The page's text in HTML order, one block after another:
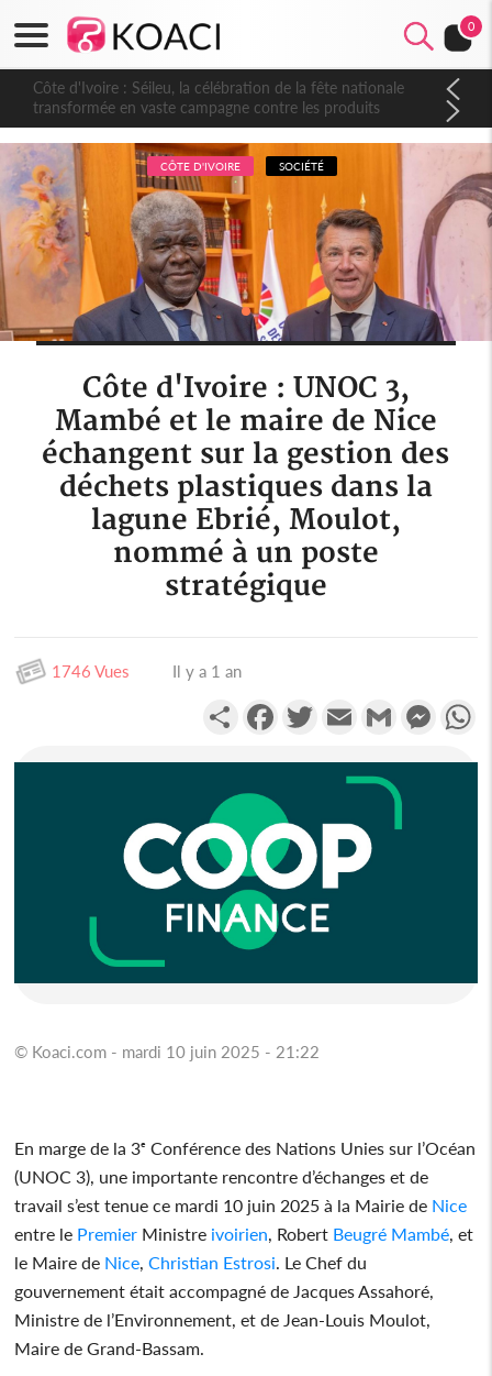
0
Côte d'Ivoire : Séileu, la célébration de la fête nationale
transformée en vaste campagne contre les produits
dépigmentants dangereux
CÔTE D'IVOIRE SOCIÉTÉ
Côte d'Ivoire : UNOC 3,
Mambé et le maire de Nice
échangent sur la gestion des
déchets plastiques dans la
lagune Ebrié, Moulot,
nommé à un poste
stratégique
1746 Vues Il y a 1 an
PartagerFacebookTwitterEmail Gmail
© Koaci.com - mardi 10 juin 2025 - 21:22
En marge de la 3ᵉ Conférence des Nations Unies sur l’Océan
(UNOC 3), une importante rencontre d’échanges et de
travail s’est tenue ce mardi 10 juin 2025 à la Mairie de Nice
entre le Premier Ministre ivoirien , Robert Beugré Mambé , et
le Maire de Nice Christian Estrosi . Le Chef du
gouvernement était accompagné de Jacques Assahoré,
Ministre de l’Environnement, et de Jean-Louis Moulot,
Maire de Grand-Bassam.